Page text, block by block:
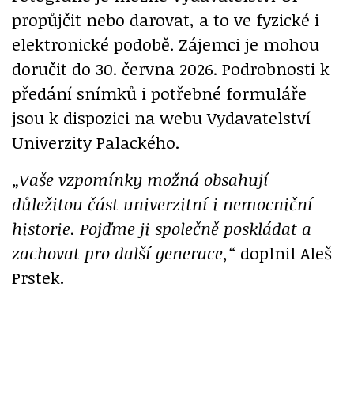
propůjčit nebo darovat, a to ve fyzické i
elektronické podobě. Zájemci je mohou
doručit do 30. června 2026. Podrobnosti k
předání snímků i potřebné formuláře
jsou k dispozici na webu Vydavatelství
Univerzity Palackého.
„Vaše vzpomínky možná obsahují
důležitou část univerzitní i nemocniční
historie. Pojďme ji společně poskládat a
zachovat pro další generace,“ doplnil Aleš
Prstek.